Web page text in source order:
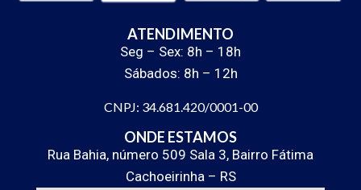
ATENDIMENTO
Seg – Sex: 8h – 18h
Sábados: 8h – 12h
CNPJ: 34.681.420/0001-00
ONDE ESTAMOS
Rua Bahia, número 509 Sala 3, Bairro Fátima
Cachoeirinha – RS